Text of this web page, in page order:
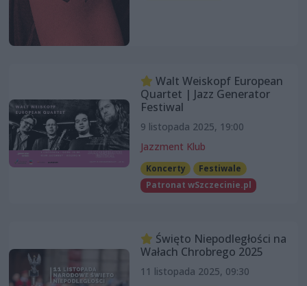
Walt Weiskopf European
Quartet | Jazz Generator
Festiwal
9 listopada 2025, 19:00
Jazzment Klub
Koncerty
Festiwale
Patronat wSzczecinie.pl
Święto Niepodległości na
Wałach Chrobrego 2025
11 listopada 2025, 09:30